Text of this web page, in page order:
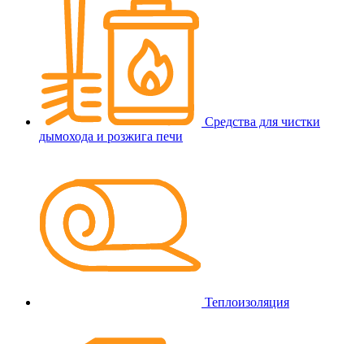
Средства для чистки
дымохода и розжига печи
Теплоизоляция